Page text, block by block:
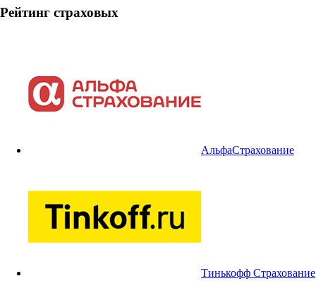
Рейтинг страховых
АльфаСтрахование
Тинькофф Страхование